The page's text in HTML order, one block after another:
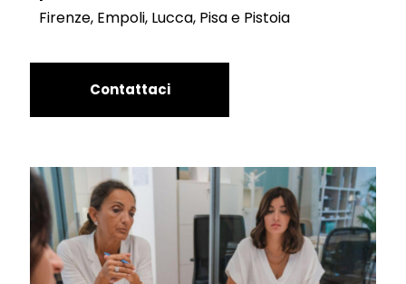
Firenze, Empoli, Lucca, Pisa e Pistoia
Contattaci